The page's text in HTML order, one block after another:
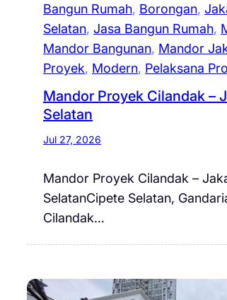
Bangun Rumah, Borongan,
Selatan, Jasa Bangun Rumah,
Mandor Bangunan, Mandor
Proyek, Modern, Pelaksana
Mandor Proyek Cilandak –
Selatan
Jul 27, 2026
Mandor Proyek Cilandak –
SelatanCipete Selatan,
Cilandak…